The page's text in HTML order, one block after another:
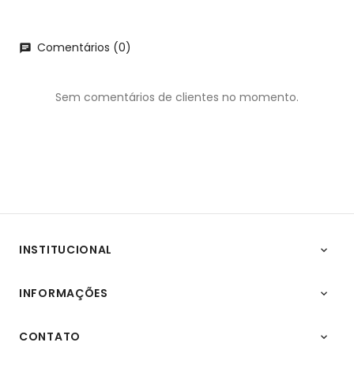
chat Comentários (0)
Sem comentários de clientes no momento.
INSTITUCIONAL 
INFORMAÇÕES 
CONTATO 